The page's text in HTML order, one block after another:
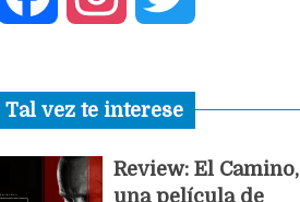
c
e
s
t
i
t
Tal vez te interese
Review: El Camino,
una película de